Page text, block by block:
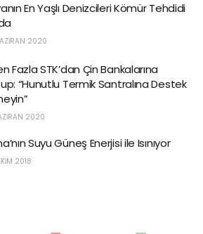
En Yaşlı Denizcileri Kömür Tehdidi
2020
Fazla STK’dan Çin Bankalarına
“Hunutlu Termik Santralına Destek
2020
Suyu Güneş Enerjisi ile Isınıyor
2018